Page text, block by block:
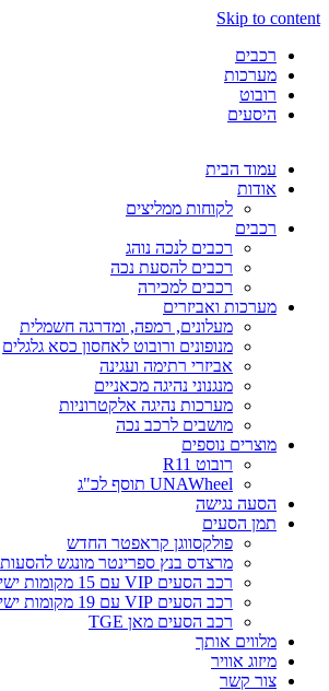
Skip to content
רכבים
מערכות
רובוט
היסעים
עמוד הבית
אודות
לקוחות ממליצים
רכבים
רכבים לנכה נוהג
רכבים להסעת נכה
רכבים למכירה
מערכות ואביזרים
מעלונים, רמפה, ומדרגה חשמלית
מנופונים ורובוט לאחסון כסא גלגלים
אביזרי רתימה ועגינה
מנגנוני נהיגה מכאניים
מערכות נהיגה אלקטרוניות
מושבים לרכב נכה
מוצרים נוספים
רובוט R11
UNAWheel תוסף לכ"ג
הסעה נגישה
תמן הסעים
פולקסווגן קראפטר החדש
מרצדס בנץ ספרינטר מונגש להסעות
רכב הסעים VIP עם 15 מקומות ישיבה
רכב הסעים VIP עם 19 מקומות ישיבה
רכב הסעים מאן TGE
מלווים אותך
מיזוג אוויר
צור קשר